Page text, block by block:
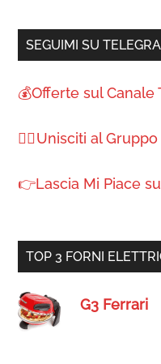
SEGUIMI SU
💰Offerte sul Canale
🙋‍♀️ Unisciti al
👉Lascia Mi Piace
TOP 3 FORNI
G3 Ferrari